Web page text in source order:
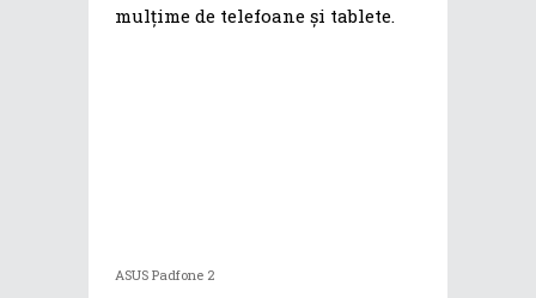
mulțime de telefoane și tablete.
ASUS Padfone 2